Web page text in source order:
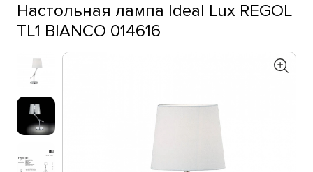
Настольная лампа Ideal Lux REGOL
TL1 BIANCO 014616